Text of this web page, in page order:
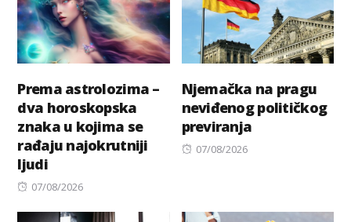
Prema astrolozima –
dva horoskopska
znaka u kojima se
rađaju najokrutniji
ljudi
Posted
07/08/2026
Njemačka na pragu
neviđenog političkog
previranja
Posted
07/08/2026